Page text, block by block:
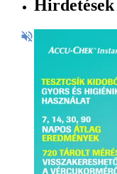
Hirdetések